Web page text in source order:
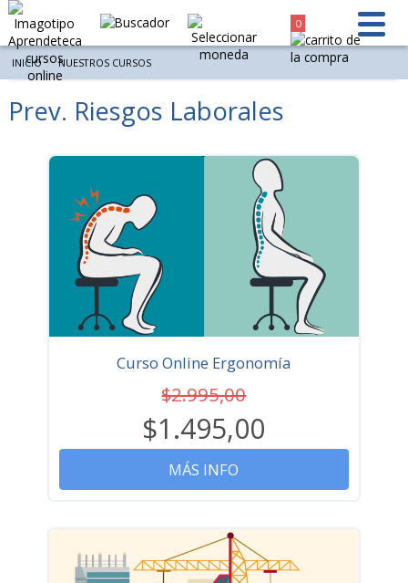
0
INICIO NUESTROS CURSOS
Prev. Riesgos Laborales
Resultados 15 de 26 - Mostrar por página
Curso Online Ergonomía
$2.995,00
$1.495,00
MÁS INFO